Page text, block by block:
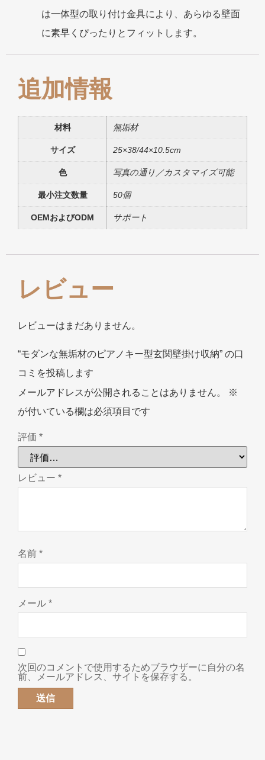
は一体型の取り付け金具により、あらゆる壁面
に素早くぴったりとフィットします。
追加情報
材料 無垢材
サイズ 25×38/44×10.5cm
色 写真の通り／カスタマイズ可能
最小注文数量 50個
OEMおよびODM サポート
レビュー
レビューはまだありません。
“モダンな無垢材のピアノキー型玄関壁掛け収納” の口
コミを投稿します
メールアドレスが公開されることはありません。
※
が付いている欄は必須項目です
評価 *
レビュー *
名前 *
メール *
次回のコメントで使用するためブラウザーに自分の名
前、メールアドレス、サイトを保存する。